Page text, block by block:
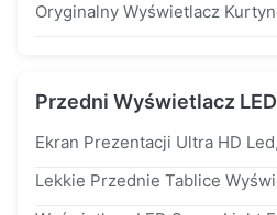
Przedni Wyświetlacz LED